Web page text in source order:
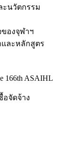
ะนวัตกรรม
องจุฬาฯ
ละหลักสูตร
166th ASAIHL
อจัดจ้าง